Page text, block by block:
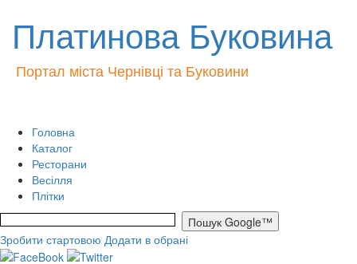
Платинова Буковина
Портал міста Чернівці та Буковини
Головна
Каталог
Ресторани
Весілля
Плітки
Зробити стартовою Додати в обрані